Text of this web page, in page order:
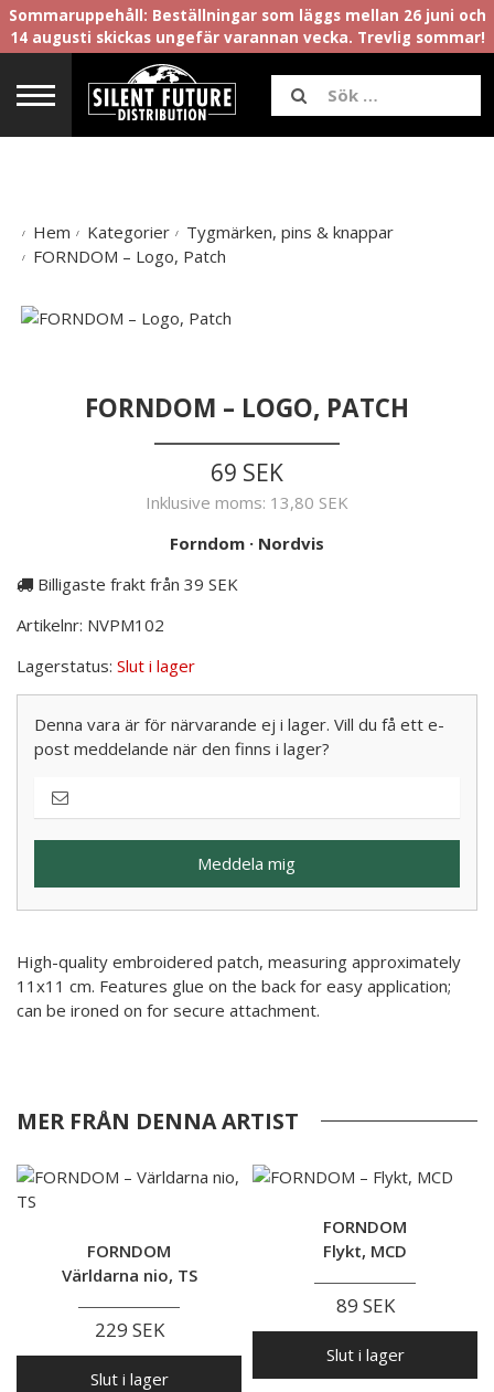
Sommaruppehåll: Beställningar som läggs mellan 26 juni och
14 augusti skickas ungefär varannan vecka. Trevlig sommar!
Hem Kategorier
Tygmärken, pins & knappar
FORNDOM – Logo, Patch
FORNDOM – LOGO, PATCH
69 SEK
Inklusive moms: 13,80 SEK
Forndom· Nordvis
Billigaste frakt från 39 SEK
Artikelnr: NVPM102
Lagerstatus: Slut i lager
Denna vara är för närvarande ej i lager. Vill du få ett e-
post meddelande när den finns i lager?
Meddela mig
High-quality embroidered patch, measuring approximately
11x11 cm. Features glue on the back for easy application;
can be ironed on for secure attachment.
MER FRÅN DENNA ARTIST
FORNDOM
Världarna nio, TS
229 SEK
Slut i lager
FORNDOM
Flykt, MCD
89 SEK
Slut i lager